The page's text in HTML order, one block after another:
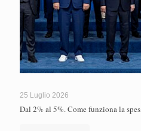
25 Luglio 2026
Dal 2% al 5%. Come funziona la